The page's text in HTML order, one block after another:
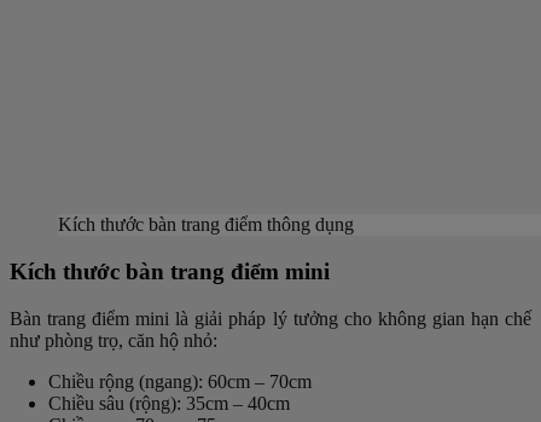
Kích thước bàn trang điểm thông dụng
Kích thước bàn trang điểm mini
Bàn trang điểm mini là giải pháp lý tưởng cho không gian hạn chế
như phòng trọ, căn hộ nhỏ:
Chiều rộng (ngang): 60cm – 70cm
Chiều sâu (rộng): 35cm – 40cm